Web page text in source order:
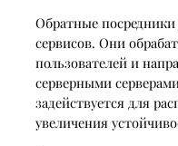
Обратные посредники
сервисов. Они
пользователей и
серверными
задействуется для
увеличения